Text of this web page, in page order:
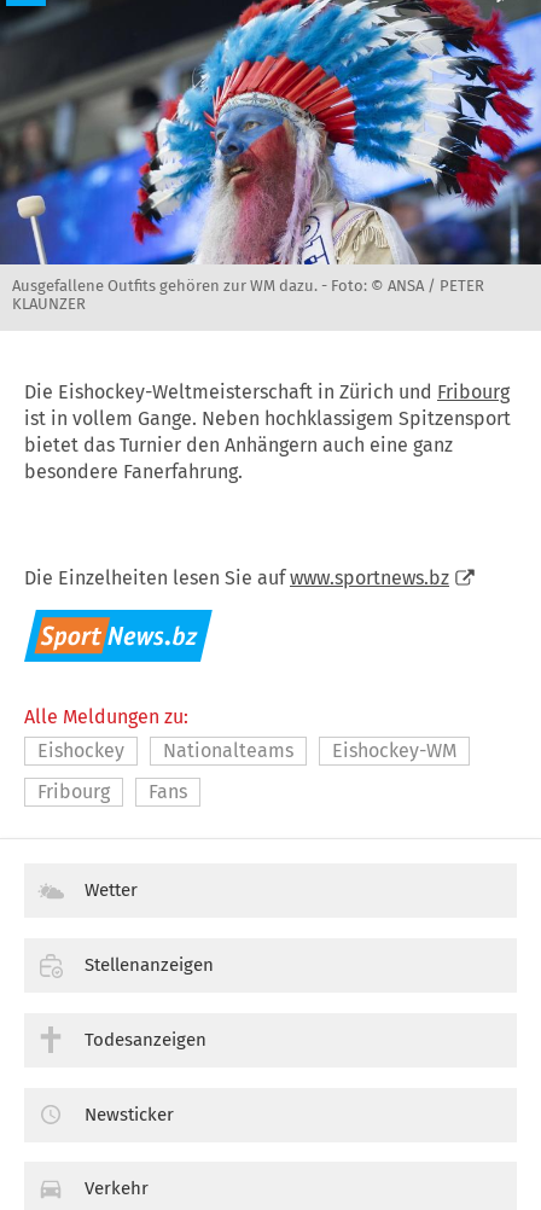
Ausgefallene Outfits gehören zur WM dazu. - Foto: © ANSA / PETER
KLAUNZER
Die Eishockey-Weltmeisterschaft in Zürich und Fribourg
ist in vollem Gange. Neben hochklassigem Spitzensport
bietet das Turnier den Anhängern auch eine ganz
besondere Fanerfahrung.
Die Einzelheiten lesen Sie aufwww.sportnews.bz
Alle Meldungen zu:
Eishockey
Nationalteams
Eishockey-WM
Fribourg
Fans
Wetter
Stellenanzeigen
Todesanzeigen
Newsticker
Verkehr